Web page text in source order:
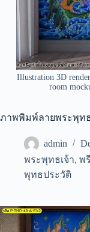
Illustration 3D
room
ภาพพิมพ์ลายพระพุทธ
admin
พระพุทธเจ้า, พ
พุทธประวัติ